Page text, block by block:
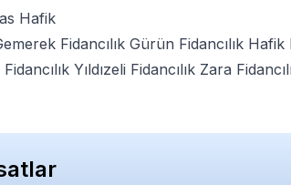
Hafik
Fidancılık Gürün Fidancılık Hafik
Yıldızeli Fidancılık Zara